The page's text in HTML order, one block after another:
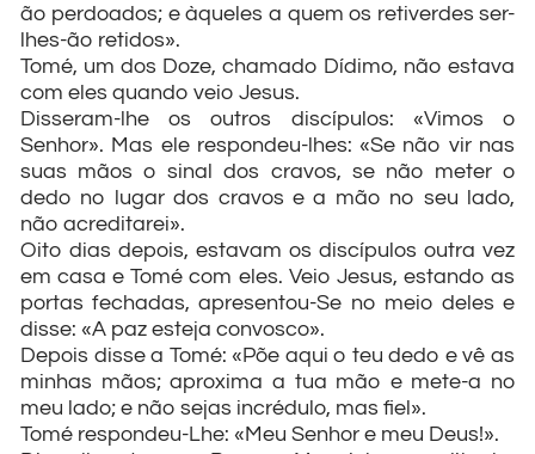
ão perdoados; e àqueles a quem os retiverdes ser-
lhes-ão retidos».
Tomé, um dos Doze, chamado Dídimo, não estava
com eles quando veio Jesus.
Disseram-lhe os outros discípulos: «Vimos o
Senhor». Mas ele respondeu-lhes: «Se não vir nas
suas mãos o sinal dos cravos, se não meter o
dedo no lugar dos cravos e a mão no seu lado,
não acreditarei».
Oito dias depois, estavam os discípulos outra vez
em casa e Tomé com eles. Veio Jesus, estando as
portas fechadas, apresentou-Se no meio deles e
disse: «A paz esteja convosco».
Depois disse a Tomé: «Põe aqui o teu dedo e vê as
minhas mãos; aproxima a tua mão e mete-a no
meu lado; e não sejas incrédulo, mas fiel».
Tomé respondeu-Lhe: «Meu Senhor e meu Deus!».